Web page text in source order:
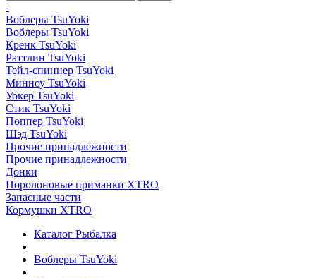
-
Воблеры TsuYoki
Воблеры TsuYoki
Кренк TsuYoki
Раттлин TsuYoki
Тейл-спиннер TsuYoki
Минноу TsuYoki
Уокер TsuYoki
Стик TsuYoki
Поппер TsuYoki
Шэд TsuYoki
Прочие принадлежности
Прочие принадлежности
Донки
Поролоновые приманки XTRO
Запасные части
Кормушки XTRO
Каталог Рыбалка
Воблеры TsuYoki